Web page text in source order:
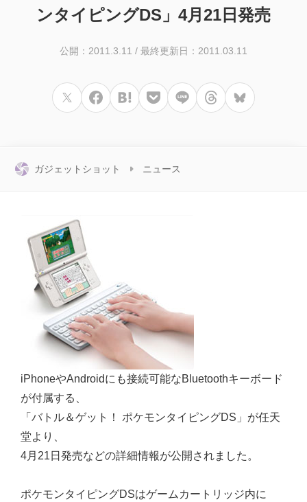
ンタイピングDS」4月21日発売
公開：2011.3.11 / 最終更新日：2011.03.11
ガジェットショット ニュース
iPhoneやAndroidにも接続可能なBluetoothキーボード
が付属する、
「バトル＆ゲット！ ポケモンタイピングDS」が任天
堂より、
4月21日発売などの詳細情報が公開されました。
ポケモンタイピングDSはゲームカートリッジ内に